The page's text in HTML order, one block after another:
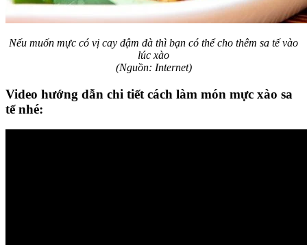
Nếu muốn mực có vị cay đậm đà thì bạn có thể cho thêm sa tế vào
lúc xào
(Nguồn: Internet)
Video hướng dẫn chi tiết cách làm món mực xào sa
tế nhé: